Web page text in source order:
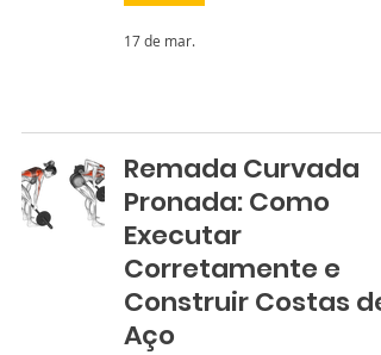
17 de mar.
Remada Curvada
Pronada: Como
Executar
Corretamente e
Construir Costas de
Aço